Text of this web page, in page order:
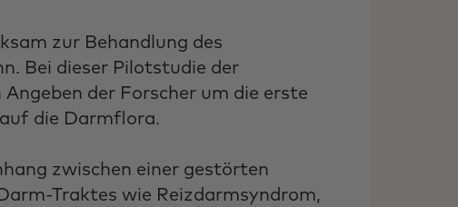
zur Behandlung des
Bei dieser Pilotstudie der
der Forscher um die erste
die Darmflora.
zwischen einer gestörten
Traktes wie Reizdarmsyndrom,